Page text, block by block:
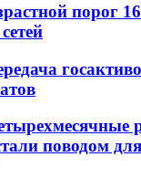
порог
поводом